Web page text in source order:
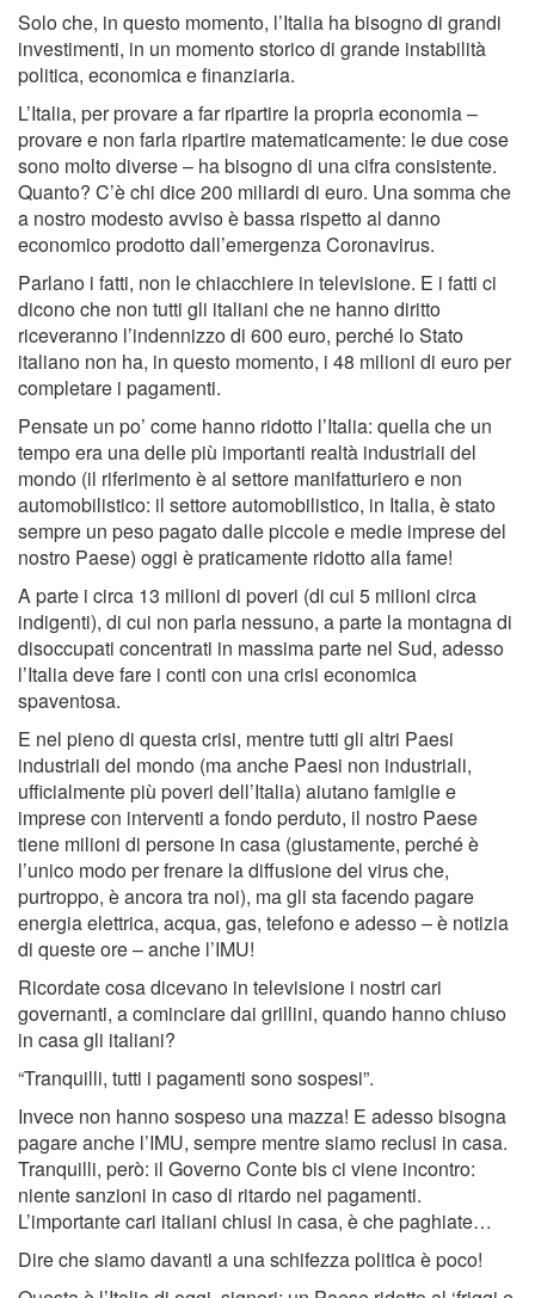
Solo che, in questo momento, l’Italia ha bisogno di grandi
investimenti, in un momento storico di grande instabilità
politica, economica e finanziaria.
L’Italia, per provare a far ripartire la propria economia –
provare e non farla ripartire matematicamente: le due cose
sono molto diverse – ha bisogno di una cifra consistente.
Quanto? C’è chi dice 200 miliardi di euro. Una somma che
a nostro modesto avviso è bassa rispetto al danno
economico prodotto dall’emergenza Coronavirus.
Parlano i fatti, non le chiacchiere in televisione. E i fatti ci
dicono che non tutti gli italiani che ne hanno diritto
riceveranno l’indennizzo di 600 euro, perché lo Stato
italiano non ha, in questo momento, i 48 milioni di euro per
completare i pagamenti.
Pensate un po’ come hanno ridotto l’Italia: quella che un
tempo era una delle più importanti realtà industriali del
mondo (il riferimento è al settore manifatturiero e non
automobilistico: il settore automobilistico, in Italia, è stato
sempre un peso pagato dalle piccole e medie imprese del
nostro Paese) oggi è praticamente ridotto alla fame!
A parte i circa 13 milioni di poveri (di cui 5 milioni circa
indigenti), di cui non parla nessuno, a parte la montagna di
disoccupati concentrati in massima parte nel Sud, adesso
l’Italia deve fare i conti con una crisi economica
spaventosa.
E nel pieno di questa crisi, mentre tutti gli altri Paesi
industriali del mondo (ma anche Paesi non industriali,
ufficialmente più poveri dell’Italia) aiutano famiglie e
imprese con interventi a fondo perduto, il nostro Paese
tiene milioni di persone in casa (giustamente, perché è
l’unico modo per frenare la diffusione del virus che,
purtroppo, è ancora tra noi), ma gli sta facendo pagare
energia elettrica, acqua, gas, telefono e adesso – è notizia
di queste ore – anche l’IMU!
Ricordate cosa dicevano in televisione i nostri cari
governanti, a cominciare dai grillini, quando hanno chiuso
in casa gli italiani?
“Tranquilli, tutti i pagamenti sono sospesi”.
Invece non hanno sospeso una mazza! E adesso bisogna
pagare anche l’IMU, sempre mentre siamo reclusi in casa.
Tranquilli, però: il Governo Conte bis ci viene incontro:
niente sanzioni in caso di ritardo nei pagamenti.
L’importante cari italiani chiusi in casa, è che paghiate…
Dire che siamo davanti a una schifezza politica è poco!